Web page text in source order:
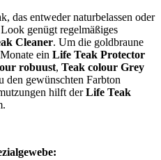
das entweder naturbelassen oder
genügt regelmäßiges
Cleaner. Um die goldbraune
ein Life Teak Protector
robuust, Teak colour Grey
den gewünschten Farbton
hilft derLife Teak